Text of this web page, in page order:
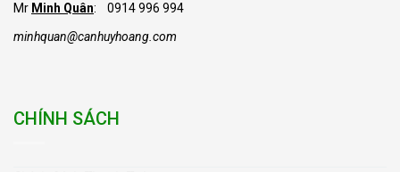
Mr Minh Quân: 0914 996 994
minhquan@canhuyhoang.com
CHÍNH SÁCH